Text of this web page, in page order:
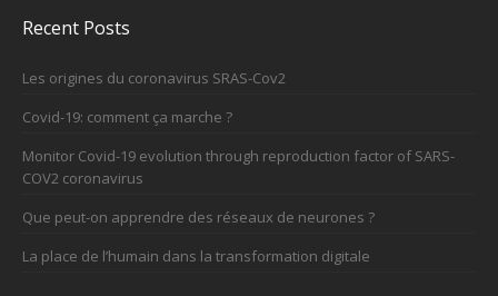
Recent Posts
Les origines du coronavirus SRAS-Cov2
Covid-19: comment ça marche ?
Monitor Covid-19 evolution through reproduction factor of SARS-
COV2 coronavirus
Que peut-on apprendre des réseaux de neurones ?
La place de l’humain dans la transformation digitale